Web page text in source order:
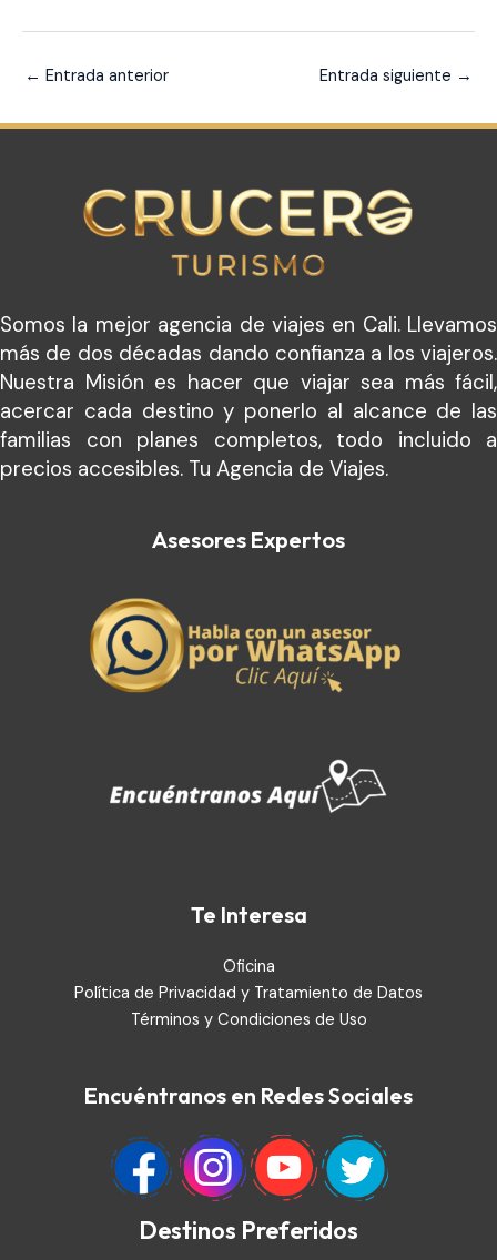
← Entrada anterior Entrada siguiente →
Somos la mejor agencia de viajes en Cali. Llevamos
más de dos décadas dando confianza a los viajeros.
Nuestra Misión es hacer que viajar sea más fácil,
acercar cada destino y ponerlo al alcance de las
familias con planes completos, todo incluido a
precios accesibles. Tu Agencia de Viajes.
Asesores Expertos
Te Interesa
Oficina
Política de Privacidad y Tratamiento de Datos
Términos y Condiciones de Uso
Encuéntranos en Redes Sociales
Destinos Preferidos